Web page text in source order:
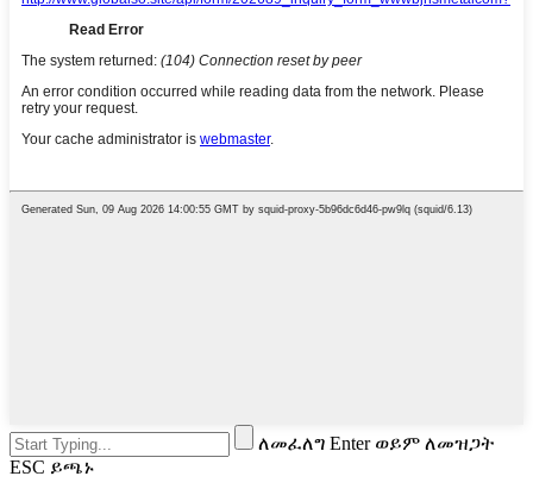
ለመፈለግ Enter ወይም ለመዝጋት
ESC ይጫኑ